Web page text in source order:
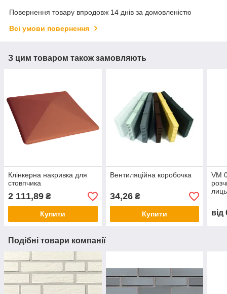
Повернення товару впродовж 14 днів за домовленістю
Всі умови повернення
З цим товаром також замовляють
Клінкерна накривка для
стовпчика
2 111,89 ₴
Купити
Вентиляційна коробочка
34,26₴
Купити
VM
від
Подібні товари компанії